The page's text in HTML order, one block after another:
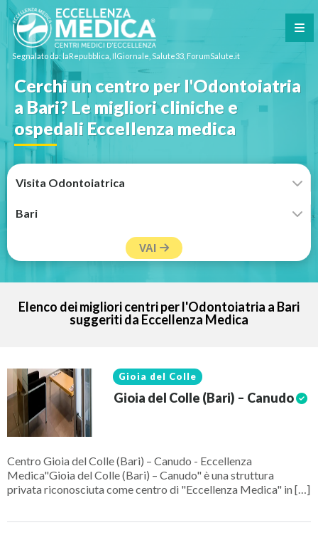
Segnalato da: laRepubblica, IlGiornale, Salute33, ForumSalute.it
Cerchi un centro per l'Odontoiatria
a Bari? Le migliori cliniche e
ospedali Eccellenza medica
VAI
Elenco dei migliori centri per l'Odontoiatria a Bari
suggeriti da Eccellenza Medica
Gioia del Colle
Gioia del Colle (Bari) – Canudo
Centro Gioia del Colle (Bari) – Canudo - Eccellenza
Medica"Gioia del Colle (Bari) – Canudo" è una struttura
privata riconosciuta come centro di "Eccellenza Medica" in […]